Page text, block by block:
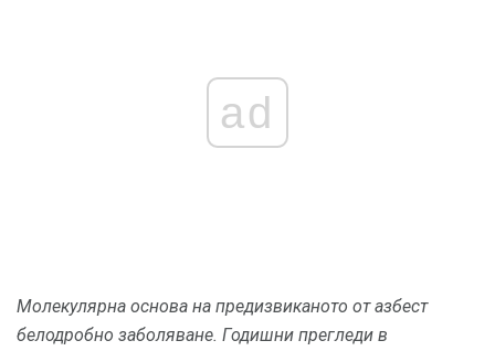
ad
Молекулярна основа на предизвиканото от азбест
белодробно заболяване. Годишни прегледи в